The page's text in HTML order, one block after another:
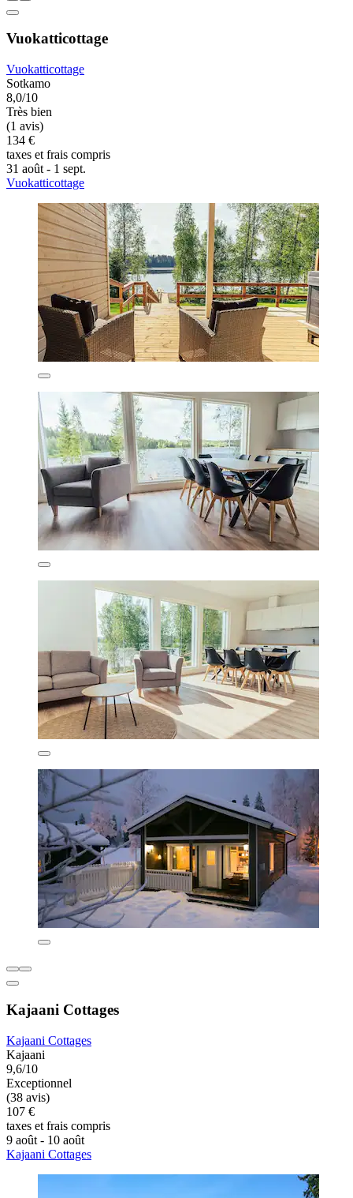
Vuokatticottage
Vuokatticottage
Sotkamo
8,0/10
Très bien
(1 avis)
134 €
taxes et frais compris
31 août - 1 sept.
Vuokatticottage
Kajaani Cottages
Kajaani Cottages
Kajaani
9,6/10
Exceptionnel
(38 avis)
107 €
taxes et frais compris
9 août - 10 août
Kajaani Cottages